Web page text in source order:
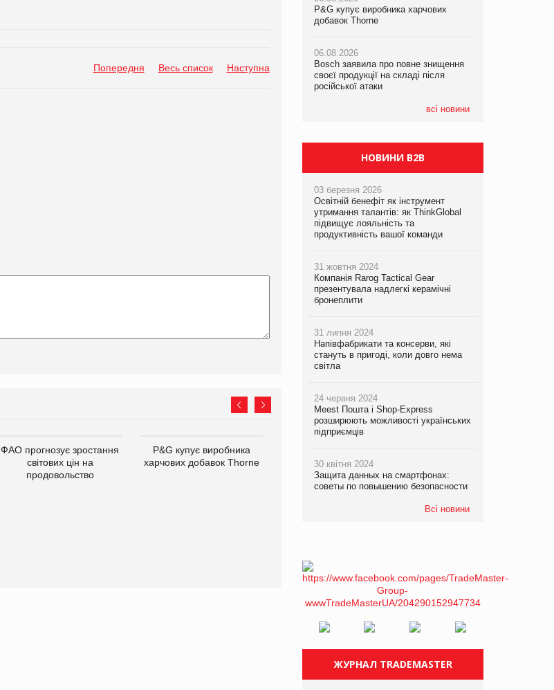
Попередня Весь список Наступна
ФАО прогнозує зростання
світових цін на
продовольство
P&G купує виробника
харчових добавок Thorne
знищення своєї продукції
на складі після російської
атаки
з’явилися паучі Varto Paw
expert від власної ТМ
P&G купує виробника харчових
добавок Thorne
06.08.2026
Bosch заявила про повне знищення
своєї продукції на складі після
російської атаки
всі новини
у VARUS з’явилися новинки від ТМ
ТОКЕРИ
Сергій Лісунов про заморожені
P&G купує виробника харчових
добавок Thorne
06.08.2026
Bosch заявила про повне знищення
своєї продукції на складі після
російської атаки
НОВИНИ B2B
03 березня 2026
Освітній бенефіт як інструмент
утримання талантів: як ThinkGlobal
підвищує лояльність та
продуктивність вашої команди
31 жовтня 2024
Компанія Rarog Tactical Gear
презентувала надлегкі керамічні
бронеплити
31 липня 2024
Напівфабрикати та консерви, які
стануть в пригоді, коли довго нема
світла
24 червня 2024
Meest Пошта і Shop-Express
розширюють можливості українських
підприємців
30 квітня 2024
Защита данных на смартфонах:
советы по повышению безопасности
Всі новини
ЖУРНАЛ TRADEMASTER